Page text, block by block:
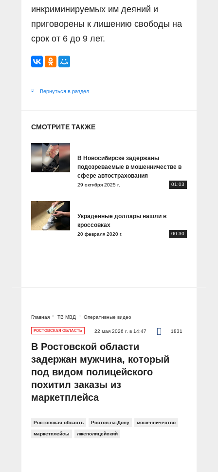
инкриминируемых им деяний и
приговорены к лишению свободы на
срок от 6 до 9 лет.
Вернуться в раздел
СМОТРИТЕ ТАКЖЕ
В Новосибирске задержаны
подозреваемые в мошенничестве в
сфере автострахования
29 октября 2025 г. 01:03
Украденные доллары нашли в
кроссовках
20 февраля 2020 г. 00:30
Главная ТВ МВД Оперативные видео
РОСТОВСКАЯ ОБЛАСТЬ 22 мая 2026 г. в 14:47 1831
В Ростовской области
задержан мужчина, который
под видом полицейского
похитил заказы из
маркетплейса
Ростовская область Ростов-на-Дону мошенничество
маркетплейсы лжеполицейский